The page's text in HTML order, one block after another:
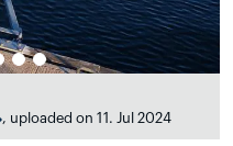
, uploaded on 11. Jul 2024